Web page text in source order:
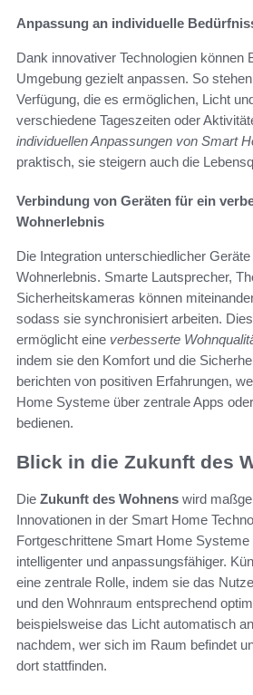
Anpassung an individuelle
Dank innovativer Technologien können
Umgebung gezielt anpassen. So
Verfügung, die es ermöglichen, Licht
verschiedene Tageszeiten oder
individuellen Anpassungen von Smart
praktisch, sie steigern auch die
Verbindung von Geräten für ein
Wohnerlebnis
Die Integration unterschiedlicher
Wohnerlebnis. Smarte Lautsprecher,
Sicherheitskameras können
sodass sie synchronisiert arbeiten.
ermöglicht eine verbesserte
indem sie den Komfort und die
berichten von positiven Erfahrungen,
Home Systeme über zentrale Apps
bedienen.
Blick in die Zukunft des
Die Zukunft des Wohnens wird
Innovationen in der Smart Home
Fortgeschrittene Smart Home
intelligenter und anpassungsfähiger.
eine zentrale Rolle, indem sie das
und den Wohnraum entsprechend
beispielsweise das Licht automatisch
nachdem, wer sich im Raum befindet
dort stattfinden.